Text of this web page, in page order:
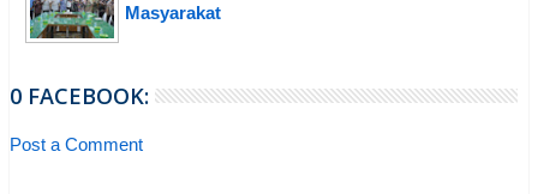
Masyarakat
0 FACEBOOK:
Post a Comment